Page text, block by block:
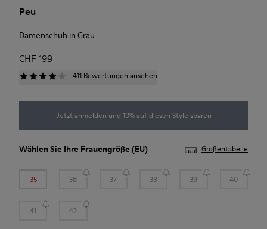
Peu
Damenschuh in Grau
CHF 199
411 Bewertungen ansehen
Jetzt anmelden und 10% auf diesen Style sparen
Wählen Sie Ihre Frauengröße (EU) Größentabelle
35 36 37 38 39 40
41 42